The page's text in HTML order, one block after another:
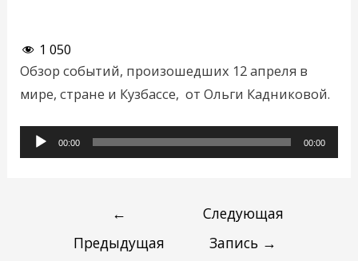
1 050
Обзор событий, произошедших 12 апреля в
мире, стране и Кузбассе, от Ольги Кадниковой.
Аудиоплеер
00:00 00:00
←
Предыдущая
Следующая
Запись →